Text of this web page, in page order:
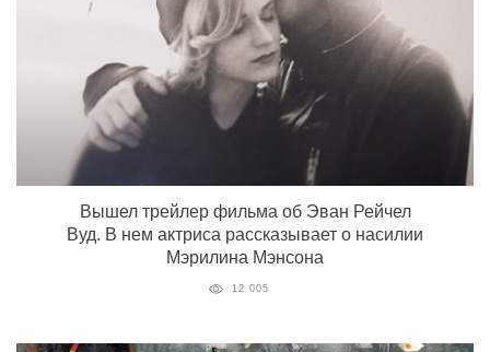
Вышел трейлер фильма об Эван Рейчел
Вуд. В нем актриса рассказывает о насилии
Мэрилина Мэнсона
12 005